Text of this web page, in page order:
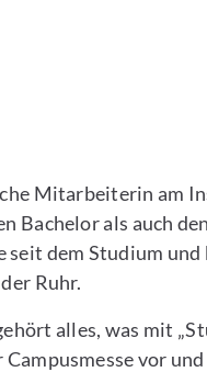
Mitarbeiterin am
Bachelor als auch
dem Studium und
Ruhr.
alles, was mit
vor